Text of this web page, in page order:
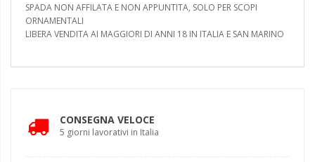
SPADA NON AFFILATA E NON APPUNTITA, SOLO PER SCOPI
ORNAMENTALI
LIBERA VENDITA AI MAGGIORI DI ANNI 18 IN ITALIA E SAN MARINO
CONSEGNA VELOCE
5 giorni lavorativi in Italia